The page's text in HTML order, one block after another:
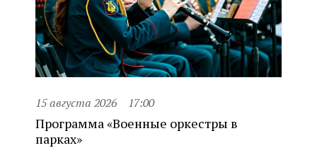
15 августа 2026 17:00
Программа «Военные оркестры в
парках»